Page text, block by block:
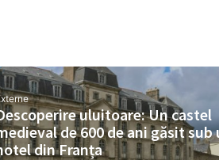
uluitoare: Un castel
de 600 de ani găsit sub
din Franța